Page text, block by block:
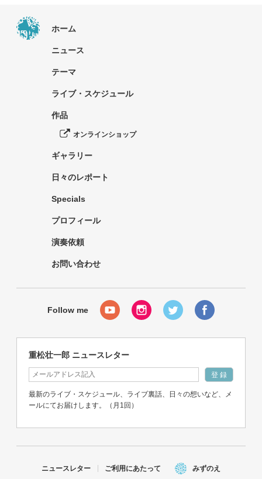
ホーム
ニュース
テーマ
ライブ・スケジュール
作品
オンラインショップ
ギャラリー
日々のレポート
Specials
プロフィール
演奏依頼
お問い合わせ
重松壮一郎 ニュースレター
最新のライブ・スケジュール、ライブ裏話、日々の想いなど、メ
ールにてお届けします。（月1回）
ニュースレター ご利用にあたって みずのえ